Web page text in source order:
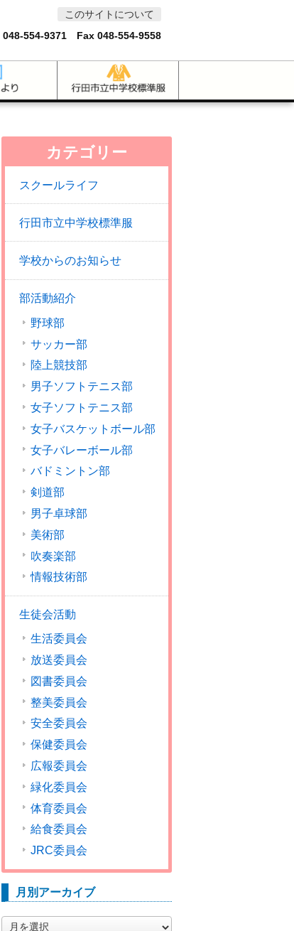
このサイトについて
048-554-9371 Fax 048-554-9558
カテゴリー
スクールライフ
行田市立中学校標準服
学校からのお知らせ
部活動紹介
野球部
サッカー部
陸上競技部
男子ソフトテニス部
女子ソフトテニス部
女子バスケットボール部
女子バレーボール部
バドミントン部
剣道部
男子卓球部
美術部
吹奏楽部
情報技術部
生徒会活動
生活委員会
放送委員会
図書委員会
整美委員会
安全委員会
保健委員会
広報委員会
緑化委員会
体育委員会
給食委員会
JRC委員会
月別アーカイブ